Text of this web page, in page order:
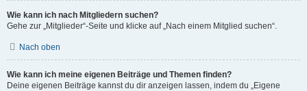
Wie kann ich nach Mitgliedern suchen?
Gehe zur „Mitglieder“-Seite und klicke auf „Nach einem Mitglied suchen“.
Nach oben
Wie kann ich meine eigenen Beiträge und Themen finden?
Deine eigenen Beiträge kannst du dir anzeigen lassen, indem du „Eigene